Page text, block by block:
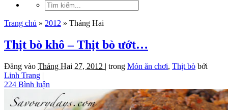
Trang chủ » 2012 » Tháng Hai
Thịt bò khô – Thịt bò ướt…
Đăng vào Tháng Hai 27, 2012 | trong Món ăn chơi, Thịt bò bởi
Linh Trang |
224 Bình luận